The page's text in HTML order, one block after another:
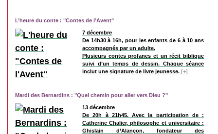
L’heure du conte : "Contes de l’Avent"
7 décembre
De 14h30 à 16h, pour les enfants de 6 à 10 ans
accompagnés par un adulte.
Plusieurs contes profanes et un récit biblique
suivi d’un temps de dessin. Chaque séance
inclut une signature de livre jeunesse. [+]
Mardi des Bernardins : "Quel chemin pour aller vers Dieu ?"
13 décembre
De 20h à 21h45. Avec la participation de :
Catherine Chalier, philosophe et universitaire ;
Ghislain d’Alançon, fondateur des